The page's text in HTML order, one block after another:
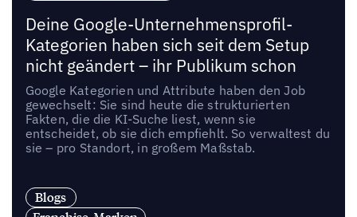
Deine Google-Unternehmensprofil-
Kategorien haben sich seit dem Setup
nicht geändert – ihr Publikum schon
Google Kategorien und Attribute haben den Job
gewechselt: Sie sind heute die strukturierten
Fakten, die die KI-Suche liest, wenn sie
entscheidet, ob sie dich empfiehlt. So verwaltest du
sie – pro Standort, in großem Maßstab.
Blogs